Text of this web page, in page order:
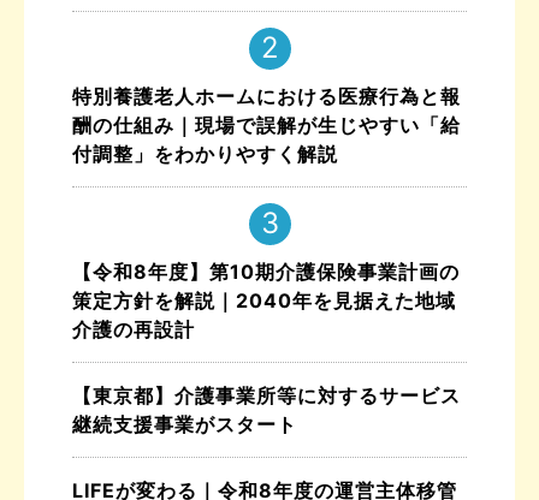
特別養護老人ホームにおける医療行為と報
酬の仕組み｜現場で誤解が生じやすい「給
付調整」をわかりやすく解説
【令和8年度】第10期介護保険事業計画の
策定方針を解説｜2040年を見据えた地域
介護の再設計
【東京都】介護事業所等に対するサービス
継続支援事業がスタート
LIFEが変わる｜令和8年度の運営主体移管